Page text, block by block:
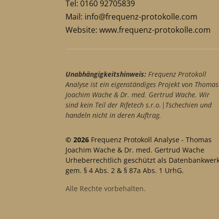
Tel: 0160 92705839
Mail: info@frequenz-protokolle.com
Website:www.frequenz-protokolle.com
Unabhängigkeitshinweis: Frequenz Protokoll
Analyse ist ein eigenständiges Projekt von Thomas
Joachim Wache & Dr. med. Gertrud Wache. Wir
sind kein Teil der Rifetech s.r.o.|Tschechien und
handeln nicht in deren Auftrag.
© 2026 Frequenz Protokoll Analyse - Thomas
Joachim Wache & Dr. med. Gertrud Wache
Urheberrechtlich geschützt als
gem. § 4 Abs. 2 & § 87a Abs. 1 UrhG.
Alle Rechte vorbehalten.